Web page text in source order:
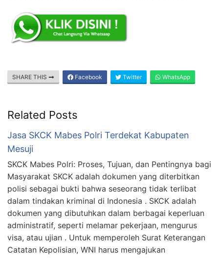
SHARE THIS Facebook Twitter WhatsApp
Related Posts
Jasa SKCK Mabes Polri Terdekat Kabupaten
Mesuji
SKCK Mabes Polri: Proses, Tujuan, dan Pentingnya bagi
Masyarakat SKCK adalah dokumen yang diterbitkan
polisi sebagai bukti bahwa seseorang tidak terlibat
dalam tindakan kriminal di Indonesia . SKCK adalah
dokumen yang dibutuhkan dalam berbagai keperluan
administratif, seperti melamar pekerjaan, mengurus
visa, atau ujian . Untuk memperoleh Surat Keterangan
Catatan Kepolisian, WNI harus mengajukan